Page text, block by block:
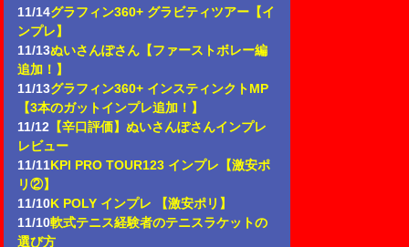
11/14グラフィン360+ グラビティツアー【イ
ンプレ】
11/13ぬいさんぽさん【ファーストボレー編
追加！】
11/13グラフィン360+ インスティンクトMP
【3本のガットインプレ追加！】
11/12 【辛口評価】ぬいさんぽさんインプレ
レビュー
11/11 KPI PRO TOUR123 インプレ【激安ポ
リ②】
11/10K POLY インプレ 【激安ポリ】
11/10軟式テニス経験者のテニスラケットの
選び方